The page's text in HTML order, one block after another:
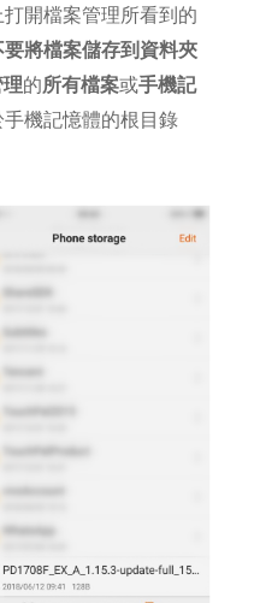
開檔案管理所看到的
將檔案儲存到資料夾
的所有檔案或手機記
機記憶體的根目錄